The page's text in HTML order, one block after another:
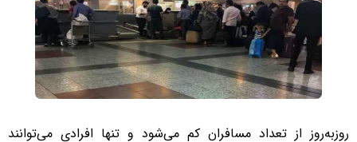
روز‌به‌روز از تعداد مسافران کم می‌شود و تنها افرادی می‌توانند